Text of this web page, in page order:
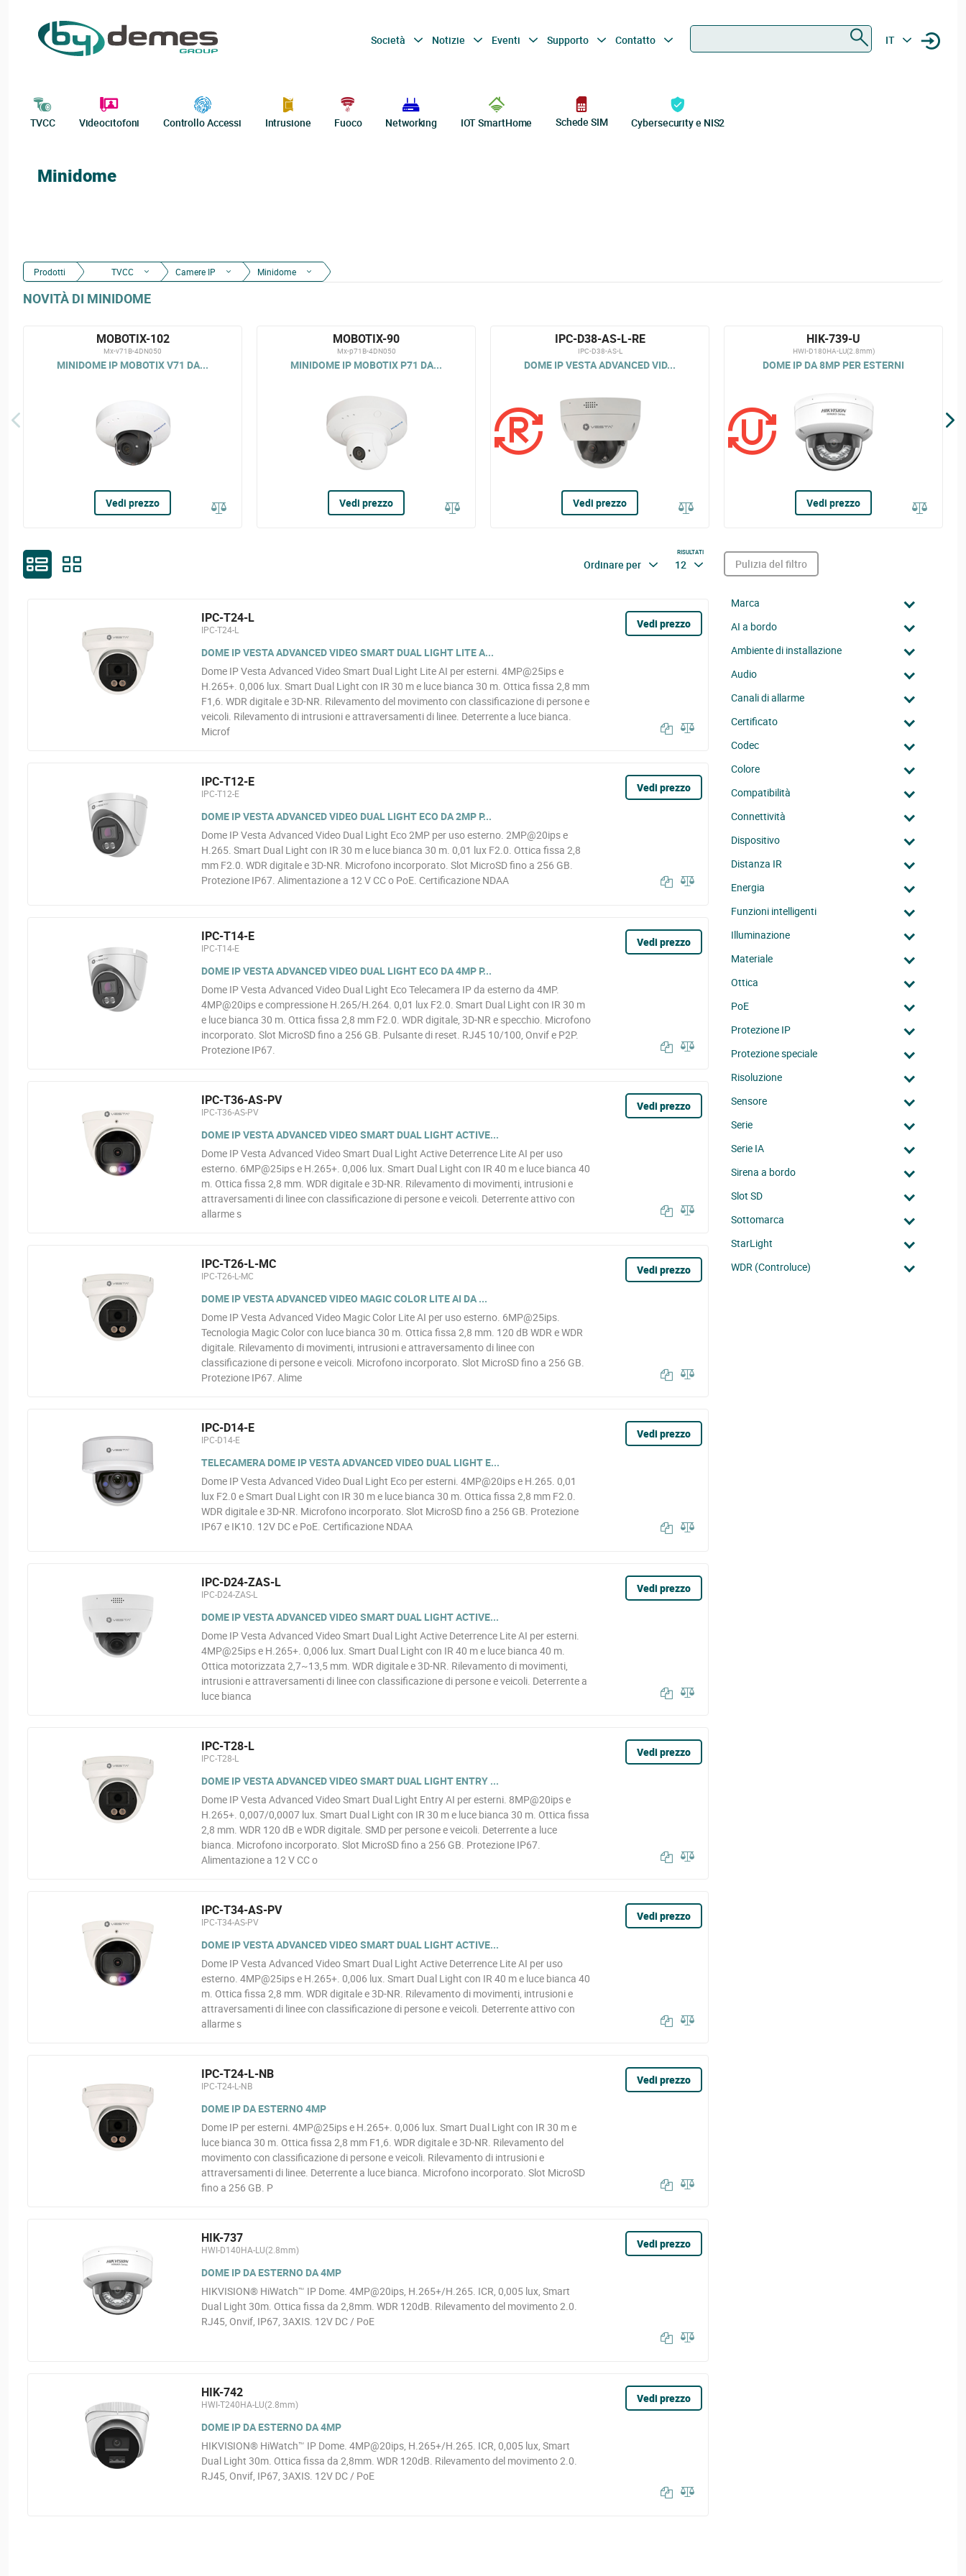
Società Notizie Eventi Supporto Contatto IT
TVCC Videocitofoni Controllo Accessi Intrusione Fuoco Networking IOT SmartHome Schede SIM Cybersecurity e NIS2
Minidome
Prodotti TVCC Camere IP Minidome
NOVITÀ DI MINIDOME
MOBOTIX-102
Mx-v71B-4DN050
MINIDOME IP MOBOTIX V71 DA...
Vedi prezzo
MOBOTIX-90
Mx-p71B-4DN050
MINIDOME IP MOBOTIX P71 DA...
Vedi prezzo
IPC-D38-AS-L-RE
IPC-D38-AS-L
DOME IP VESTA ADVANCED VID...
Vedi prezzo
HIK-739-U
HWI-D180HA-LU(2.8mm)
DOME IP DA 8MP PER ESTERNI
Vedi prezzo
Ordinare per
RISULTATI
12
IPC-T24-L
IPC-T24-L
DOME IP VESTA ADVANCED VIDEO SMART DUAL LIGHT LITE A...
Dome IP Vesta Advanced Video Smart Dual Light Lite AI per esterni. 4MP@25ips e
H.265+. 0,006 lux. Smart Dual Light con IR 30 m e luce bianca 30 m. Ottica fissa 2,8 mm
F1,6. WDR digitale e 3D-NR. Rilevamento del movimento con classificazione di persone e
veicoli. Rilevamento di intrusioni e attraversamenti di linee. Deterrente a luce bianca.
Microf
Vedi prezzo
IPC-T12-E
IPC-T12-E
DOME IP VESTA ADVANCED VIDEO DUAL LIGHT ECO DA 2MP P...
Dome IP Vesta Advanced Video Dual Light Eco 2MP per uso esterno. 2MP@20ips e
H.265. Smart Dual Light con IR 30 m e luce bianca 30 m. 0,01 lux F2.0. Ottica fissa 2,8
mm F2.0. WDR digitale e 3D-NR. Microfono incorporato. Slot MicroSD fino a 256 GB.
Protezione IP67. Alimentazione a 12 V CC o PoE. Certificazione NDAA
Vedi prezzo
IPC-T14-E
IPC-T14-E
DOME IP VESTA ADVANCED VIDEO DUAL LIGHT ECO DA 4MP P...
Dome IP Vesta Advanced Video Dual Light Eco Telecamera IP da esterno da 4MP.
4MP@20ips e compressione H.265/H.264. 0,01 lux F2.0. Smart Dual Light con IR 30 m
e luce bianca 30 m. Ottica fissa 2,8 mm F2.0. WDR digitale, 3D-NR e specchio. Microfono
incorporato. Slot MicroSD fino a 256 GB. Pulsante di reset. RJ45 10/100, Onvif e P2P.
Protezione IP67.
Vedi prezzo
IPC-T36-AS-PV
IPC-T36-AS-PV
DOME IP VESTA ADVANCED VIDEO SMART DUAL LIGHT ACTIVE...
Dome IP Vesta Advanced Video Smart Dual Light Active Deterrence Lite AI per uso
esterno. 6MP@25ips e H.265+. 0,006 lux. Smart Dual Light con IR 40 m e luce bianca 40
m. Ottica fissa 2,8 mm. WDR digitale e 3D-NR. Rilevamento di movimenti, intrusioni e
attraversamenti di linee con classificazione di persone e veicoli. Deterrente attivo con
allarme s
Vedi prezzo
IPC-T26-L-MC
IPC-T26-L-MC
DOME IP VESTA ADVANCED VIDEO MAGIC COLOR LITE AI DA ...
Dome IP Vesta Advanced Video Magic Color Lite AI per uso esterno. 6MP@25ips.
Tecnologia Magic Color con luce bianca 30 m. Ottica fissa 2,8 mm. 120 dB WDR e WDR
digitale. Rilevamento di movimenti, intrusioni e attraversamento di linee con
classificazione di persone e veicoli. Microfono incorporato. Slot MicroSD fino a 256 GB.
Protezione IP67. Alime
Vedi prezzo
IPC-D14-E
IPC-D14-E
TELECAMERA DOME IP VESTA ADVANCED VIDEO DUAL LIGHT E...
Dome IP Vesta Advanced Video Dual Light Eco per esterni. 4MP@20ips e H.265. 0,01
lux F2.0 e Smart Dual Light con IR 30 m e luce bianca 30 m. Ottica fissa 2,8 mm F2.0.
WDR digitale e 3D-NR. Microfono incorporato. Slot MicroSD fino a 256 GB. Protezione
IP67 e IK10. 12V DC e PoE. Certificazione NDAA
Vedi prezzo
IPC-D24-ZAS-L
IPC-D24-ZAS-L
DOME IP VESTA ADVANCED VIDEO SMART DUAL LIGHT ACTIVE...
Dome IP Vesta Advanced Video Smart Dual Light Active Deterrence Lite AI per esterni.
4MP@25ips e H.265+. 0,006 lux. Smart Dual Light con IR 40 m e luce bianca 40 m.
Ottica motorizzata 2,7~13,5 mm. WDR digitale e 3D-NR. Rilevamento di movimenti,
intrusioni e attraversamenti di linee con classificazione di persone e veicoli. Deterrente a
luce bianca
Vedi prezzo
IPC-T28-L
IPC-T28-L
DOME IP VESTA ADVANCED VIDEO SMART DUAL LIGHT ENTRY ...
Dome IP Vesta Advanced Video Smart Dual Light Entry AI per esterni. 8MP@20ips e
H.265+. 0,007/0,0007 lux. Smart Dual Light con IR 30 m e luce bianca 30 m. Ottica fissa
2,8 mm. WDR 120 dB e WDR digitale. SMD per persone e veicoli. Deterrente a luce
bianca. Microfono incorporato. Slot MicroSD fino a 256 GB. Protezione IP67.
Alimentazione a 12 V CC o
Vedi prezzo
IPC-T34-AS-PV
IPC-T34-AS-PV
DOME IP VESTA ADVANCED VIDEO SMART DUAL LIGHT ACTIVE...
Dome IP Vesta Advanced Video Smart Dual Light Active Deterrence Lite AI per uso
esterno. 4MP@25ips e H.265+. 0,006 lux. Smart Dual Light con IR 40 m e luce bianca 40
m. Ottica fissa 2,8 mm. WDR digitale e 3D-NR. Rilevamento di movimenti, intrusioni e
attraversamenti di linee con classificazione di persone e veicoli. Deterrente attivo con
allarme s
Vedi prezzo
IPC-T24-L-NB
IPC-T24-L-NB
DOME IP DA ESTERNO 4MP
Dome IP per esterni. 4MP@25ips e H.265+. 0,006 lux. Smart Dual Light con IR 30 m e
luce bianca 30 m. Ottica fissa 2,8 mm F1,6. WDR digitale e 3D-NR. Rilevamento del
movimento con classificazione di persone e veicoli. Rilevamento di intrusioni e
attraversamenti di linee. Deterrente a luce bianca. Microfono incorporato. Slot MicroSD
fino a 256 GB. P
Vedi prezzo
HIK-737
HWI-D140HA-LU(2.8mm)
DOME IP DA ESTERNO DA 4MP
HIKVISION® HiWatch™ IP Dome. 4MP@20ips, H.265+/H.265. ICR, 0,005 lux, Smart
Dual Light 30m. Ottica fissa da 2,8mm. WDR 120dB. Rilevamento del movimento 2.0.
RJ45, Onvif, IP67, 3AXIS. 12V DC / PoE
Vedi prezzo
HIK-742
HWI-T240HA-LU(2.8mm)
DOME IP DA ESTERNO DA 4MP
HIKVISION® HiWatch™ IP Dome. 4MP@20ips, H.265+/H.265. ICR, 0,005 lux, Smart
Dual Light 30m. Ottica fissa da 2,8mm. WDR 120dB. Rilevamento del movimento 2.0.
RJ45, Onvif, IP67, 3AXIS. 12V DC / PoE
Vedi prezzo
Pulizia del filtro
Marca
AI a bordo
Ambiente di installazione
Audio
Canali di allarme
Certificato
Codec
Colore
Compatibilità
Connettività
Dispositivo
Distanza IR
Energia
Funzioni intelligenti
Illuminazione
Materiale
Ottica
PoE
Protezione IP
Protezione speciale
Risoluzione
Sensore
Serie
Serie IA
Sirena a bordo
Slot SD
Sottomarca
StarLight
WDR (Controluce)